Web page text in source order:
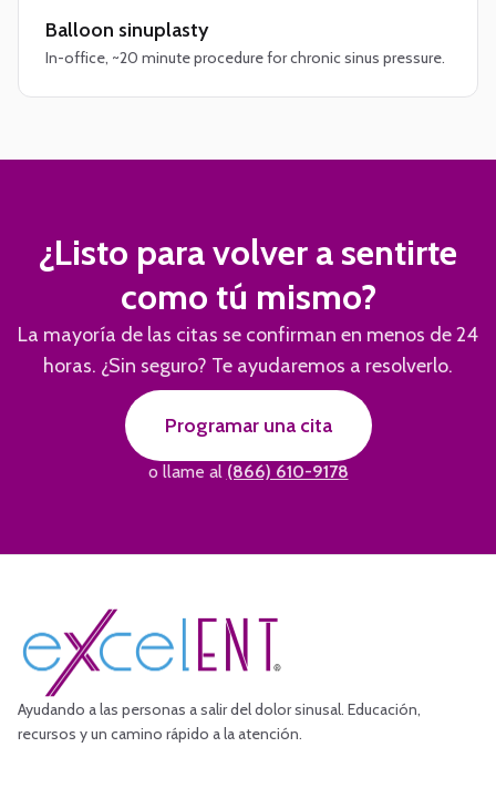
Balloon sinuplasty
In-office, ~20 minute procedure for chronic sinus pressure.
¿Listo para volver a sentirte
como tú mismo?
La mayoría de las citas se confirman en menos de 24
horas. ¿Sin seguro? Te ayudaremos a resolverlo.
Programar una cita
o llame al (866) 610-9178
Ayudando a las personas a salir del dolor sinusal. Educación,
recursos y un camino rápido a la atención.